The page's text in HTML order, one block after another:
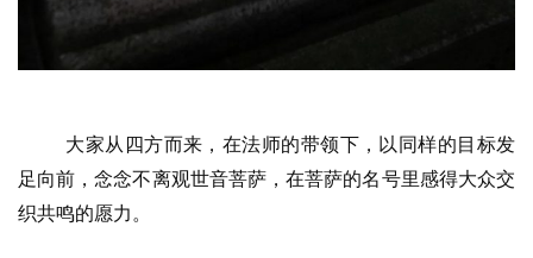
大家从四方而来，在法师的带领下，以同样的目标发
足向前，念念不离观世音菩萨，在菩萨的名号里感得大众交
织共鸣的愿力。